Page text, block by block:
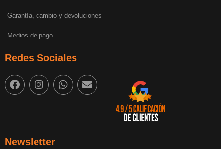
Garantía, cambio y devoluciones
Medios de pago
Redes Sociales
Newsletter